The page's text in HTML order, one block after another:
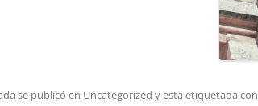
se publicó en Uncategorized y está etiquetada con